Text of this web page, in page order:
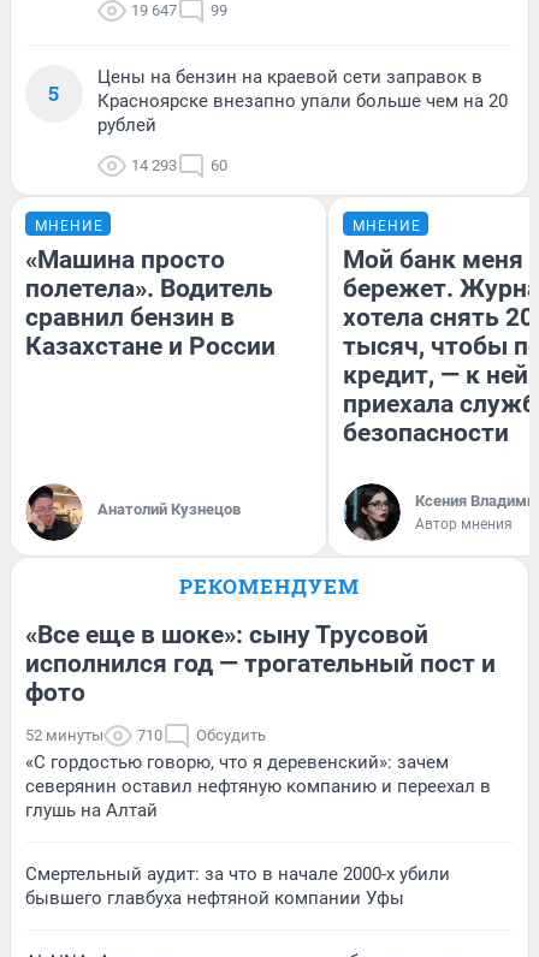
19 647 99
5
Цены на бензин на краевой сети заправок в
Красноярске внезапно упали больше чем на 20
рублей
14 293 60
МНЕНИЕ
«Машина просто
полетела». Водитель
сравнил бензин в
Казахстане и России
Анатолий Кузнецов
МНЕНИЕ
Мой банк меня
бережет.
хотела снять
тысяч, чтобы
кредит, — к
приехала
безопасности
Ксения
Автор мнения
РЕКОМЕНДУЕМ
«Все еще в шоке»: сыну Трусовой
исполнился год — трогательный пост и
фото
52 минуты 710 Обсудить
«С гордостью говорю, что я деревенский»: зачем
северянин оставил нефтяную компанию и переехал в
глушь на Алтай
Смертельный аудит: за что в начале 2000-х убили
бывшего главбуха нефтяной компании Уфы